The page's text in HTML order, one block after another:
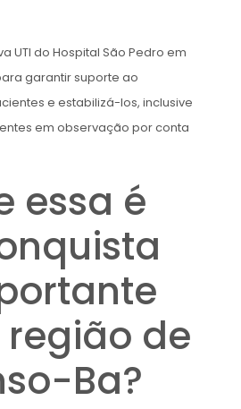
UTI do Hospital São Pedro em
garantir suporte ao
e estabilizá-los, inclusive
em observação por conta
essa é
de
Ba?